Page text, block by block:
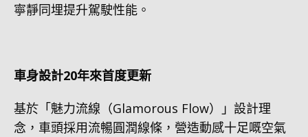
寧靜同埋提升駕駛性能。
車身設計20年來首度更新
基於「魅力流線（Glamorous Flow）」設計理
念，車頭採用流暢圓潤線條，營造動感十足嘅空氣